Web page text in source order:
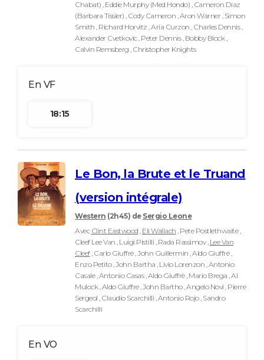
Chabat) , Eddie Murphy (Med Hondo) , Cameron Diaz
(Barbara Tissier) , Cody Cameron , Aron Warner , Simon
Smith , Richard Horvitz , Aria Curzon , Charles Dennis ,
Alexander Cvetkovic , Peter Dennis , Bobby Block ,
Calvin Remsberg , Christopher Knights
18:15
Le Bon, la Brute et le Truand
(version intégrale)
Western (2h45) de Sergio Leone
Avec Clint Eastwood , Eli Wallach , Pete Postlethwaite ,
Cleef Lee Van , Luigi Pistilli , Rada Rassimov , Lee Van
Cleef, Carlo Giuffré , John Guillermin , Aldo Giuffré ,
Enzo Petito , John Bartha , Livio Lorenzon , Antonio
Casale , Antonio Casas , Aldo Giuffrè , Mario Brega , Al
Mulock , Aldo Giuffre , John Bartho , Angelo Novi , Pierre
Sergeol , Claudio Scarchilli , Antonio Rojo , Sandro
Scarchilli